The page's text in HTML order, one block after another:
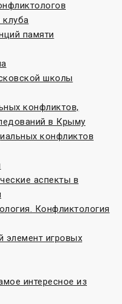
памяти
школы
конфликтов,
в Крыму
конфликтов
аспекты в
Конфликтология
элемент игровых
интересное из